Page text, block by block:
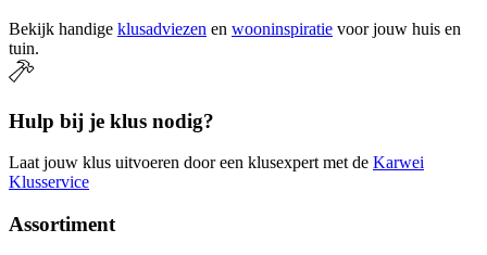
Bekijk handige klusadviezen en wooninspiratie voor jouw huis en
tuin.
Hulp bij je klus nodig?
Laat jouw klus uitvoeren door een klusexpert met de Karwei
Klusservice
Assortiment